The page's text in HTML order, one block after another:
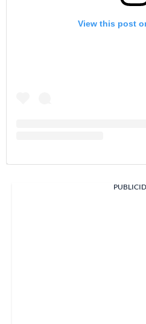
View this post